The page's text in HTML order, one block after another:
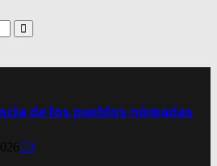
Search
de los pueblos nómadas
0